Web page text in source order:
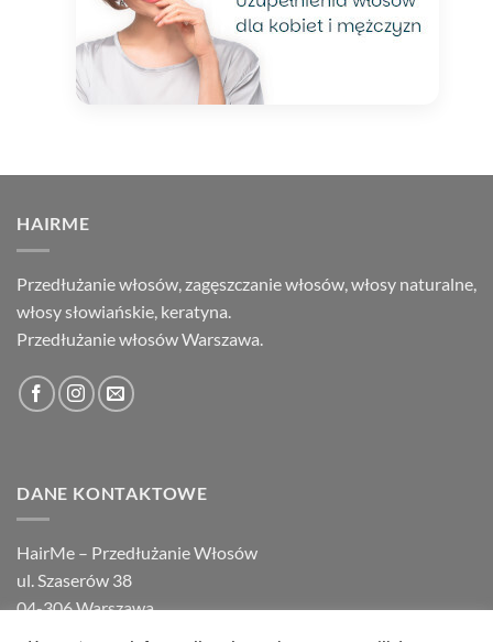
HAIRME
Przedłużanie włosów, zagęszczanie włosów, włosy naturalne,
włosy słowiańskie, keratyna.
Przedłużanie włosów Warszawa.
DANE KONTAKTOWE
HairMe – Przedłużanie Włosów
ul. Szaserów 38
04-306 Warszawa